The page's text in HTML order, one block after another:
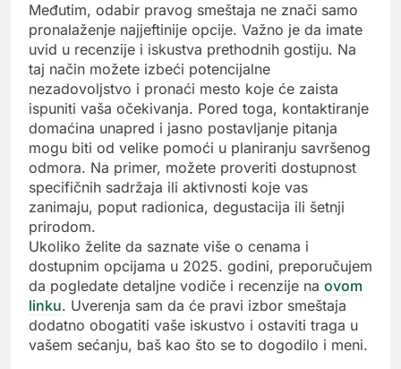
Međutim, odabir pravog smeštaja ne znači samo
pronalaženje najjeftinije opcije. Važno je da imate
uvid u recenzije i iskustva prethodnih gostiju. Na
taj način možete izbeći potencijalne
nezadovoljstvo i pronaći mesto koje će zaista
ispuniti vaša očekivanja. Pored toga, kontaktiranje
domaćina unapred i jasno postavljanje pitanja
mogu biti od velike pomoći u planiranju savršenog
odmora. Na primer, možete proveriti dostupnost
specifičnih sadržaja ili aktivnosti koje vas
zanimaju, poput radionica, degustacija ili šetnji
prirodom.
Ukoliko želite da saznate više o cenama i
dostupnim opcijama u 2025. godini, preporučujem
da pogledate detaljne vodiče i recenzije na ovom
linku. Uverenja sam da će pravi izbor smeštaja
dodatno obogatiti vaše iskustvo i ostaviti traga u
vašem sećanju, baš kao što se to dogodilo i meni.